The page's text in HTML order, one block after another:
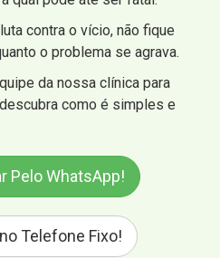
contra o vício, não fique
o problema se agrava.
da nossa clínica para
como é simples e
Pelo WhatsApp!
Telefone Fixo!